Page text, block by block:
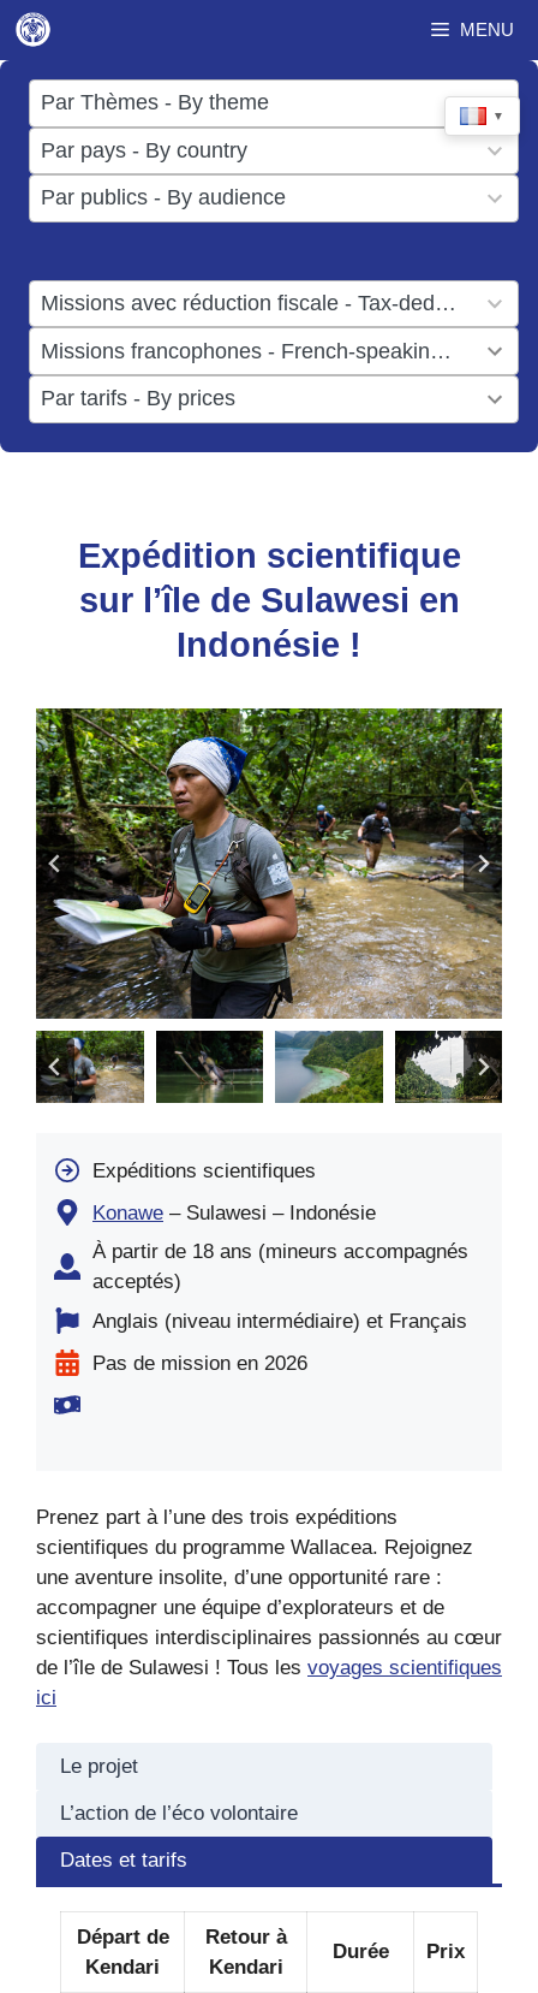
Aller
au
contenu
MENU
▼
Par Thèmes - By theme
17
results
available
Par pays - By country
50
results
available
Par publics - By audience
results
Missions avec réduction fiscale - Tax-deductible missions
result
available
Missions francophones - French-speaking missions
result
available
Par tarifs - By prices
results
available
Expédition scientifique
sur l’île de Sulawesi en
Indonésie !
Expéditions scientifiques
Konawe – Sulawesi – Indonésie
À partir de 18 ans (mineurs accompagnés
acceptés)
Anglais (niveau intermédiaire) et Français
Pas de mission en 2026
Prenez part à l’une des trois expéditions
scientifiques du programme Wallacea. Rejoignez
une aventure insolite, d’une opportunité rare :
accompagner une équipe d’explorateurs et de
scientifiques interdisciplinaires passionnés au cœur
de l’île de Sulawesi ! Tous les voyages scientifiques
ici
Le projet
L’action de l’éco volontaire
Dates et tarifs
Départ de
Kendari
Retour à
Kendari
Durée Prix